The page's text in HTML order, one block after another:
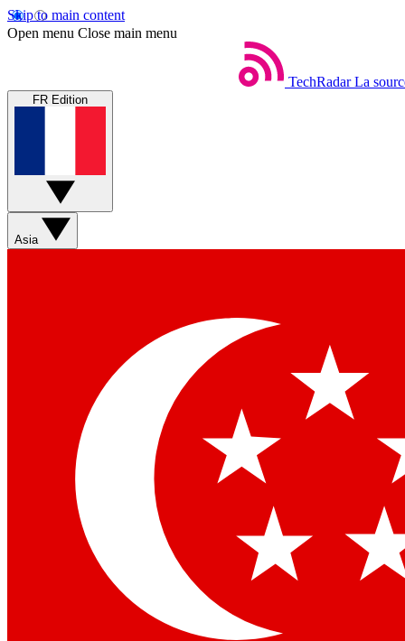
Skip to main content
Open menu Close main menu
TechRadar La
FR Edition
Asia